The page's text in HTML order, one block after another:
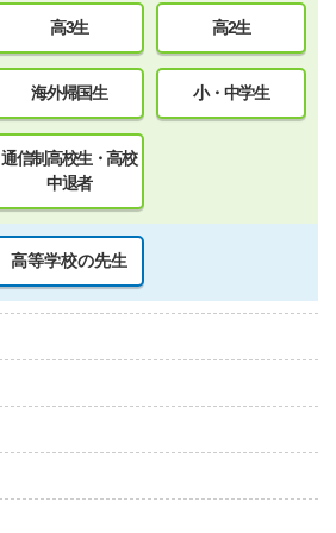
高3生 高2生
海外帰国生 小・中学生
通信制高校生・高校
中退者
高等学校の先生